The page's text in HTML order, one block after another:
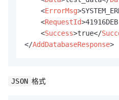
<ErrorMsg>
<RequestId>
<Success>true</
</AddDatabaseResponse>
JSON 格式